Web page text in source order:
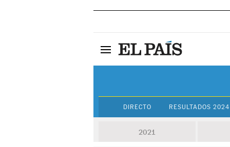
DIRECTO RESULTADOS 2024
2021